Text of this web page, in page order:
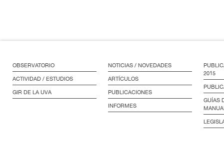
OBSERVATORIO
ACTIVIDAD / ESTUDIOS
GIR DE LA UVA
NOTICIAS / NOVEDADES
ARTÍCULOS
PUBLICACIONES
INFORMES
2015
GUÍAS